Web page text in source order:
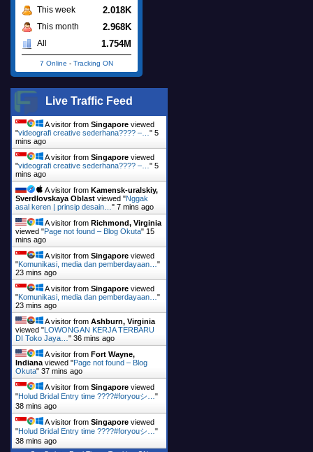
This week 2.018K
This month 2.968K
All 1.754M
7 Online - Tracking ON
Live Traffic Feed
A visitor from Singapore viewed
"videografi creative sederhana???? –… " 5
mins ago
A visitor from Singapore viewed
"videografi creative sederhana???? –… " 5
mins ago
A visitor from Kamensk-uralskiy,
Sverdlovskaya Oblast viewed "Nggak
asal keren | prinsip desain… " 7 mins ago
A visitor from Richmond, Virginia
viewed "Page not found – Blog Okuta" 15
mins ago
A visitor from Singapore viewed
"Komunikasi, media dan pemberdayaan… "
23 mins ago
A visitor from Singapore viewed
"Komunikasi, media dan pemberdayaan… "
23 mins ago
A visitor from Ashburn, Virginia
viewed "LOWONGAN KERJA TERBARU
DI Toko Jaya… " 36 mins ago
A visitor from Fort Wayne,
Indiana viewed "Page not found – Blog
Okuta" 37 mins ago
A visitor from Singapore viewed
"Holud Bridal Entry time ????#foryouシ… "
38 mins ago
A visitor from Singapore viewed
"Holud Bridal Entry time ????#foryouシ… "
38 mins ago